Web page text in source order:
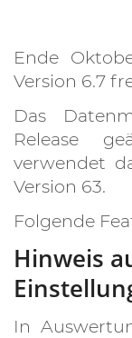
Ende
Version 6.7
Das
Release
verwendet
Version 63.
Folgende
Hinweis
In